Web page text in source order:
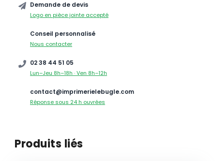
Demande de devis
Logo en pièce jointe accepté
Conseil personnalisé
Nous contacter
02 38 44 51 05
Lun–Jeu 8h–18h · Ven 8h–12h
contact@imprimerielebugle.com
Réponse sous 24 h ouvrées
Produits liés